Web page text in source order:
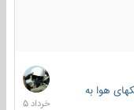
هوا به سطح
30
خرداد
1405